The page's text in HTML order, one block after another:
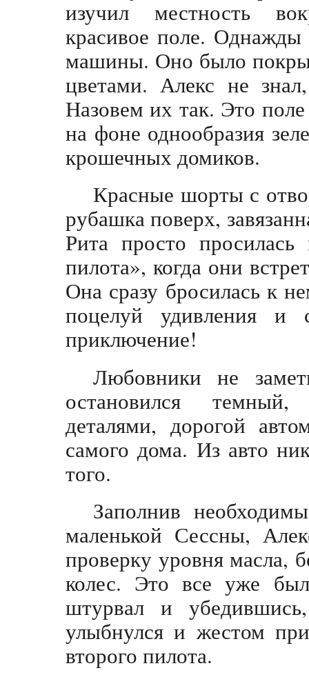
изучил местность
красивое поле. Однажды
машины. Оно было
цветами. Алекс не
Назовем их так. Это
на фоне однообразия
крошечных домиков.
Красные шорты с
рубашка поверх,
Рита просто
пилота», когда они
Она сразу бросилась к
поцелуй удивления и
приключение!
Любовники не
остановился
деталями, дорогой
самого дома. Из авто
того.
Заполнив
маленькой Сессны,
проверку уровня масла,
колес. Это все уже
штурвал и
улыбнулся и жестом
второго пилота.